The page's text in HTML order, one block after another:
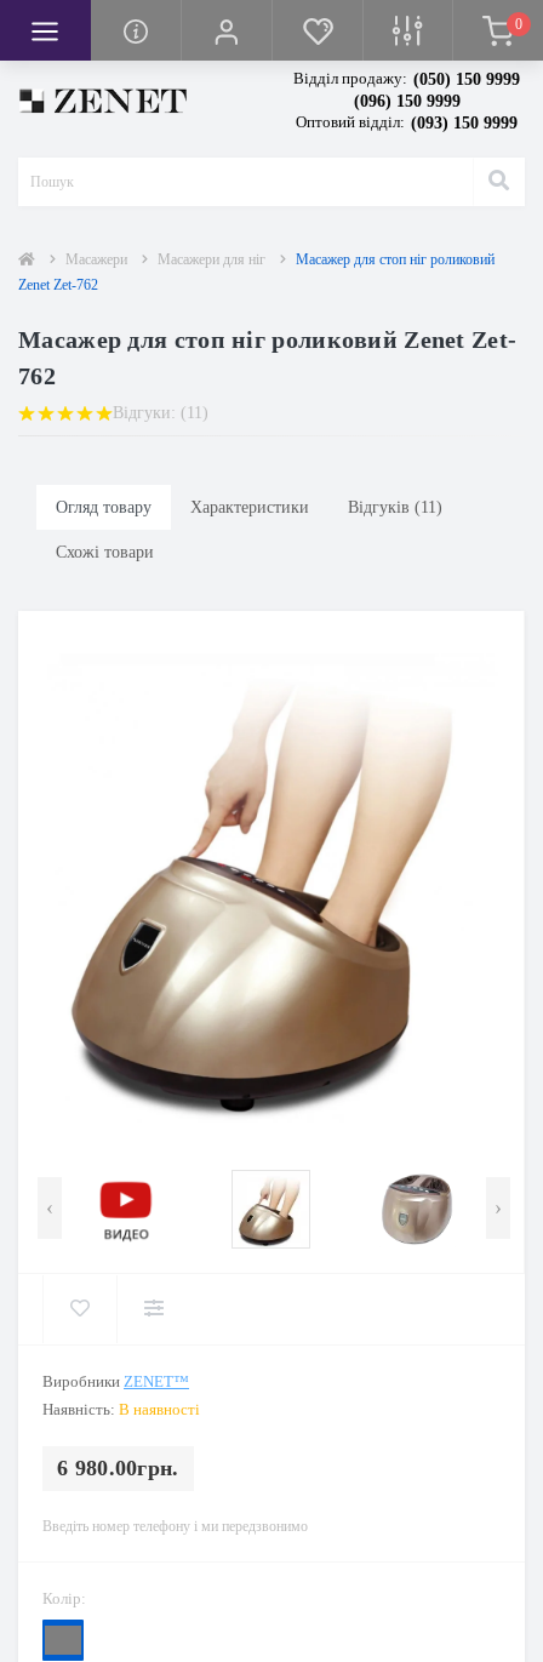
висоти
0
Відділ продажу: (050) 150 9999
(096) 150 9999
Оптовий відділ: (093) 150 9999
Масажери Масажери для ніг
Масажер для стоп ніг роликовий
Zenet Zet-762
Масажер для стоп ніг роликовий Zenet Zet-
762
Відгуки: (11)
Огляд товару Характеристики Відгуків (11)
Схожі товари
‹ ›
Виробники ZENET™
Наявність: В наявності
6 980.00грн.
Введіть номер телефону і ми передзвонимо
Колір: